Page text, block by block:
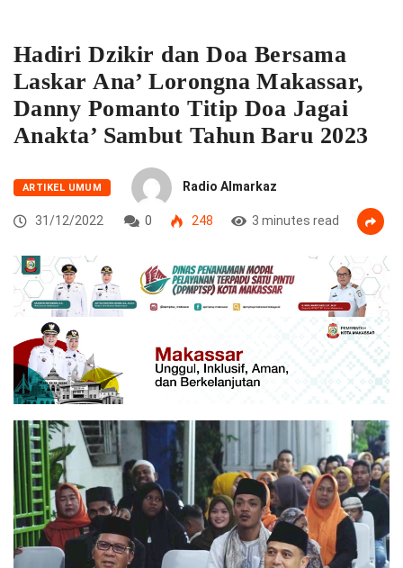
Hadiri Dzikir dan Doa Bersama
Laskar Ana’ Lorongna Makassar,
Danny Pomanto Titip Doa Jagai
Anakta’ Sambut Tahun Baru 2023
ARTIKEL UMUM Radio Almarkaz
31/12/2022 0 248 3 minutes read